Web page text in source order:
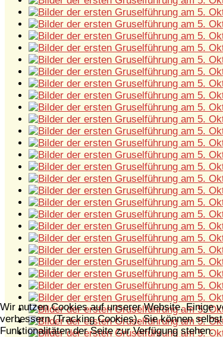
Wir nutzen Cookies auf unserer Website. Einige
verbessern (Tracking Cookies). Sie können
Funktionalitäten der Seite zur Verfügung stehen.